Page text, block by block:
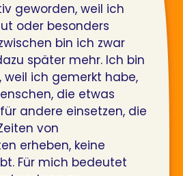
geworden, weil ich
oder besonders
bin ich zwar
später mehr. Ich bin
weil ich gemerkt habe,
die etwas
andere einsetzen, die
von
erheben, keine
Für mich bedeutet